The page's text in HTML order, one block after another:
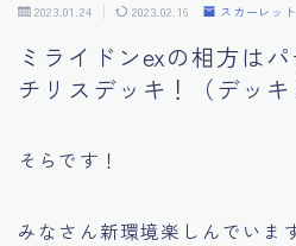
2023.01.24 2023.02.16 スカーレッ
ミライドンexの相方は
チリスデッキ！（デッキ
そらです！
みなさん新環境楽しんでいま